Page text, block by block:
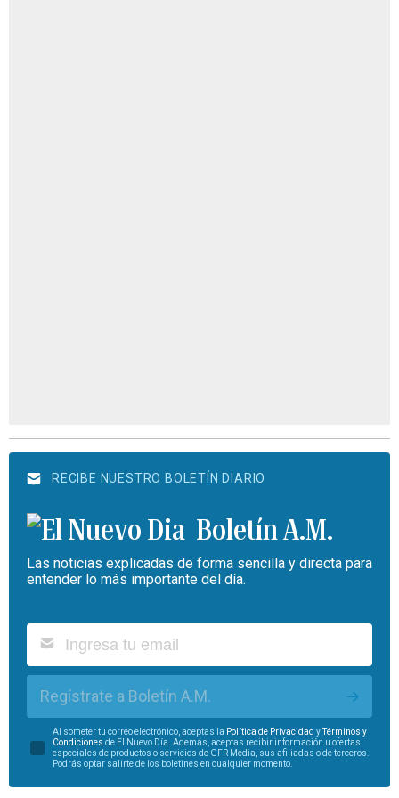
RECIBE NUESTRO BOLETÍN DIARIO
Boletín A.M.
Las noticias explicadas de forma sencilla y directa para
entender lo más importante del día.
Regístrate a Boletín A.M.
Al someter tu correo electrónico, aceptas la Política de Privacidad yTérminos y
Condiciones de El Nuevo Día. Además, aceptas recibir información u ofertas
especiales de productos o servicios de GFR Media, sus afiliadas o de terceros.
Podrás optar salirte de los boletines en cualquier momento.